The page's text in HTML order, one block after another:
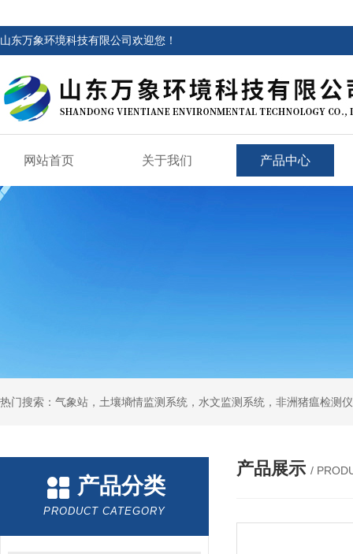
山东万象环境科技有限公司欢迎您！
网站首页 关于我们 产品中心
热门搜索：气象站，土壤墒情监测系统，水文监测系统，非洲猪瘟检测
产品分类
PRODUCT CATEGORY
产品展示 /